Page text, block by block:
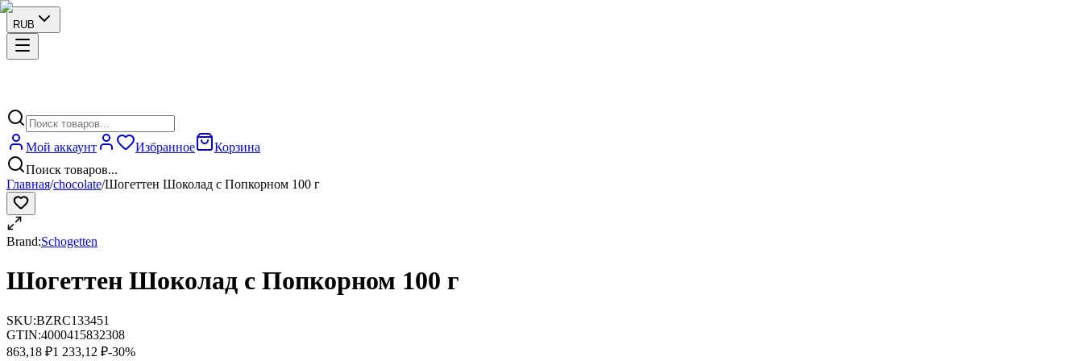
RUB
Мой аккаунт Избранное
Корзина
Поиск товаров...
Главная/chocolate/Шогеттен Шоколад с Попкорном 100 г
Brand:Schogetten
Шогеттен Шоколад с Попкорном 100 г
SKU:BZRC133451
GTIN:4000415832308
863,18 ₽1 233,12 ₽-30%